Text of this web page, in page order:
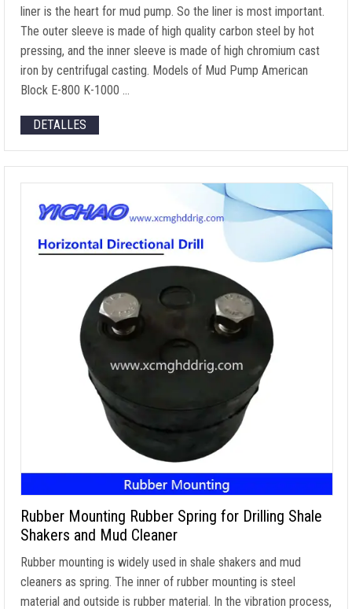
liner is the heart for mud pump. So the liner is most important.
The outer sleeve is made of high quality carbon steel by hot
pressing, and the inner sleeve is made of high chromium cast
iron by centrifugal casting. Models of Mud Pump American
Block E-800 K-1000 …
DETALLES
Rubber Mounting Rubber Spring for Drilling Shale
Shakers and Mud Cleaner
Rubber mounting is widely used in shale shakers and mud
cleaners as spring. The inner of rubber mounting is steel
material and outside is rubber material. In the vibration process,